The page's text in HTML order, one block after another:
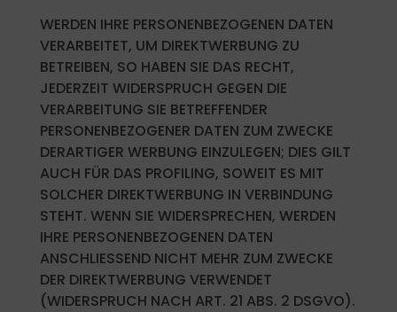
WERDEN IHRE PERSONENBEZOGENEN DATEN
VERARBEITET, UM DIREKTWERBUNG ZU
BETREIBEN, SO HABEN SIE DAS RECHT,
JEDERZEIT WIDERSPRUCH GEGEN DIE
VERARBEITUNG SIE BETREFFENDER
PERSONENBEZOGENER DATEN ZUM ZWECKE
DERARTIGER WERBUNG EINZULEGEN; DIES GILT
AUCH FÜR DAS PROFILING, SOWEIT ES MIT
SOLCHER DIREKTWERBUNG IN VERBINDUNG
STEHT. WENN SIE WIDERSPRECHEN, WERDEN
IHRE PERSONENBEZOGENEN DATEN
ANSCHLIESSEND NICHT MEHR ZUM ZWECKE
DER DIREKTWERBUNG VERWENDET
(WIDERSPRUCH NACH ART. 21 ABS. 2 DSGVO).